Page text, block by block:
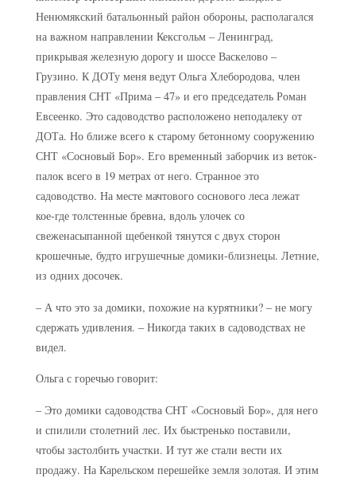
Ненюмякский батальонный район обороны, располагался
на важном направлении Кексгольм – Ленинград,
прикрывая железную дорогу и шоссе Васкелово –
Грузино. К ДОТу меня ведут Ольга Хлебородова, член
правления СНТ «Прима – 47» и его председатель Роман
Евсеенко. Это садоводство расположено неподалеку от
ДОТа. Но ближе всего к старому бетонному сооружению
СНТ «Сосновый Бор». Его временный заборчик из веток-
палок всего в 19 метрах от него. Странное это
садоводство. На месте мачтового соснового леса лежат
кое-где толстенные бревна, вдоль улочек со
свеженасыпанной щебенкой тянутся с двух сторон
крошечные, будто игрушечные домики-близнецы. Летние,
из одних досочек.
– А что это за домики, похожие на курятники? – не могу
сдержать удивления. – Никогда таких в садоводствах не
видел.
Ольга с горечью говорит:
– Это домики садоводства СНТ «Сосновый Бор», для него
и спилили столетний лес. Их быстренько поставили,
чтобы застолбить участки. И тут же стали вести их
продажу. На Карельском перешейке земля золотая. И этим